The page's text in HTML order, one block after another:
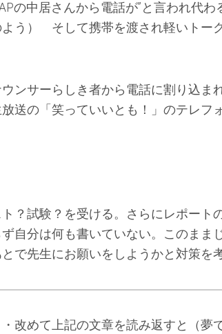
の中居さんから電話が”と言われ代
う） そして携帯を渡され軽いトー
ンサーらしき者から電話に割り込ま
送の「笑っていいとも！」のテレフ
ト？試験？を受ける。さらにレポート
自分は何も書いていない。このまま
で先生にお願いをしようかと対策を
・改めて上記の文章を読み返すと（夢